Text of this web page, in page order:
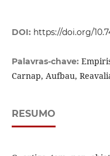
DOI: https://doi.org/
Palavras-chave:
Carnap, Aufbau,
RESUMO